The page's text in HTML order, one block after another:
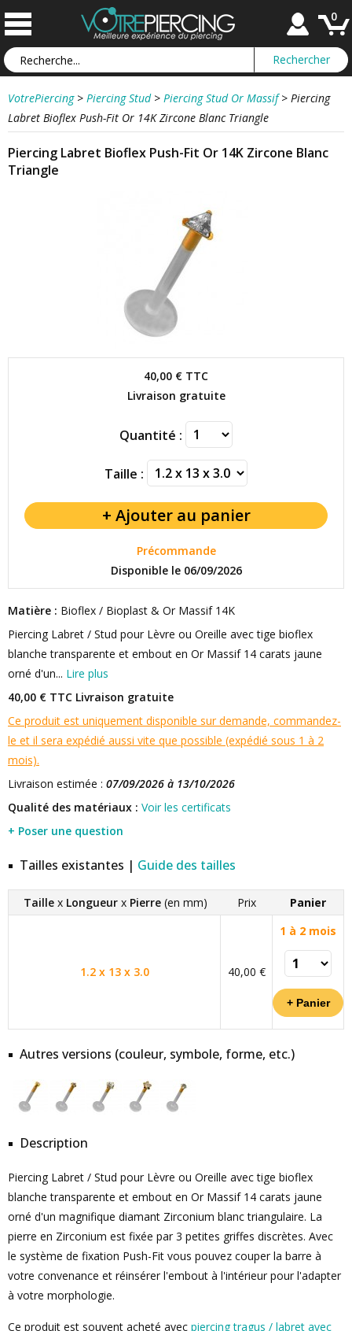
0
VotrePiercing > Piercing Stud > Piercing Stud Or Massif > Piercing
Labret Bioflex Push-Fit Or 14K Zircone Blanc Triangle
Piercing Labret Bioflex Push-Fit Or 14K Zircone Blanc
Triangle
40,00 € TTC
Livraison gratuite
Quantité :
Taille :
Précommande
Disponible le 06/09/2026
Matière : Bioflex / Bioplast & Or Massif 14K
Piercing Labret / Stud pour Lèvre ou Oreille avec tige bioflex
blanche transparente et embout en Or Massif 14 carats jaune
orné d'un... Lire plus
40,00 € TTC Livraison gratuite
Ce produit est uniquement disponible sur demande, commandez-
le et il sera expédié aussi vite que possible (expédié sous 1 à 2
mois).
Livraison estimée : 07/09/2026 à 13/10/2026
Qualité des matériaux : Voir les certificats
+ Poser une question
Tailles existantes | Guide des tailles
Taillex Longueurx Pierre(en mm) Prix Panier
1.2 x 13 x 3.0 40,00 €
1 à 2 mois
Autres versions (couleur, symbole, forme, etc.)
Description
Piercing Labret / Stud pour Lèvre ou Oreille avec tige bioflex
blanche transparente et embout en Or Massif 14 carats jaune
orné d'un magnifique diamant Zirconium blanc triangulaire. La
pierre en Zirconium est fixée par 3 petites griffes discrètes. Avec
le système de fixation Push-Fit vous pouvez couper la barre à
votre convenance et réinsérer l'embout à l'intérieur pour l'adapter
à votre morphologie.
Ce produit est souvent acheté avec piercing tragus / labret avec